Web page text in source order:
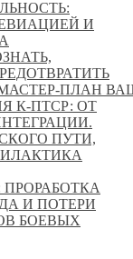
И
К-ПТСР: ОТ
ПУТИ,
И ПОТЕРИ
БОЕВЫХ